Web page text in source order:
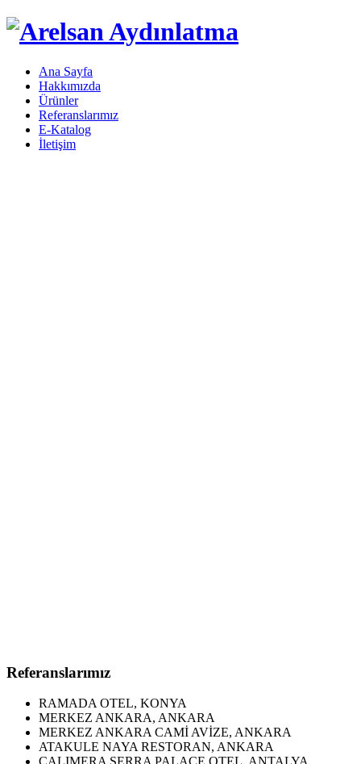
Ana Sayfa
Hakkımızda
Ürünler
Referanslarımız
E-Katalog
İletişim
Referanslarımız
RAMADA OTEL, KONYA
MERKEZ ANKARA, ANKARA
MERKEZ ANKARA CAMİ AVİZE, ANKARA
ATAKULE NAYA RESTORAN, ANKARA